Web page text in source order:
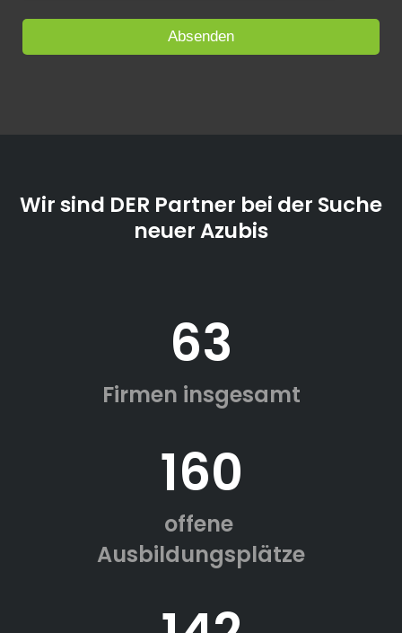
Wir sind DER Partner bei der Suche
neuer Azubis
63
Firmen insgesamt
160
offene
Ausbildungsplätze